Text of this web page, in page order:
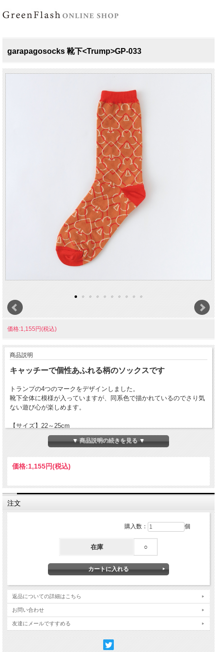
garapagosocks 靴下<Trump>GP-033
価格:1,155円(税込)
商品説明
キャッチーで個性あふれる柄のソックスです
トランプの4つのマークをデザインしました。
靴下全体に模様が入っていますが、同系色で描かれているのでさり気
ない遊び心が楽しめます。
【サイズ】22～25cm
【丈の長さ】約17cm
【素材】コットン、ナイロン、その他
Made in Taiwan
▼ 商品説明の続きを見る ▼
価格:1,155円(税込)
注文
購入数： 個
在庫 ○
返品についての詳細はこちら
お問い合わせ
友達にメールですすめる